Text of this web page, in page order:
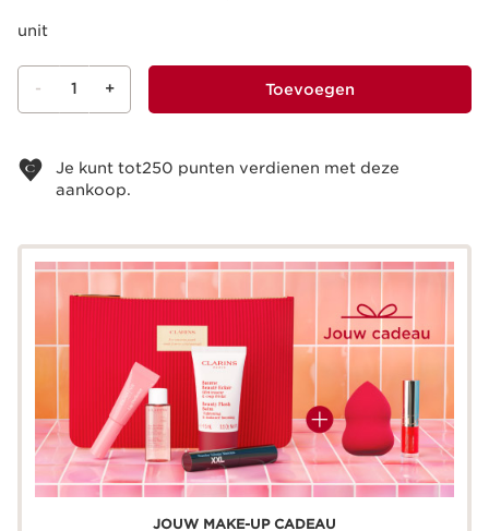
unit
- 1 + Toevoegen
Je kunt tot250 punten verdienen met deze
aankoop.
JOUW MAKE-UP CADEAU